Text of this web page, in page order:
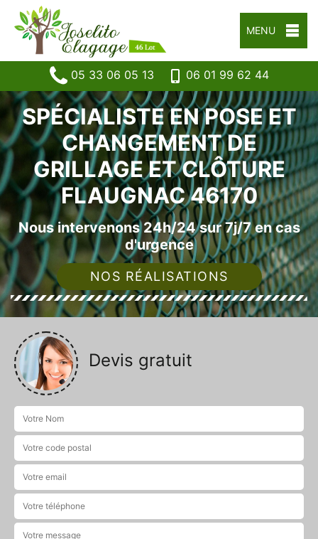
MENU
05 33 06 05 13 06 01 99 62 44
SPÉCIALISTE EN POSE ET
CHANGEMENT DE
GRILLAGE ET CLÔTURE
FLAUGNAC 46170
Nous intervenons 24h/24 sur 7j/7 en cas
d'urgence
NOS RÉALISATIONS
Devis gratuit